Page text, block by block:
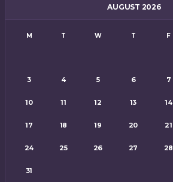
AUGUST 2026
M T W T F
3 4 5 6 7
10 11 12 13 14
17 18 19 20 21
24 25 26 27 28
31